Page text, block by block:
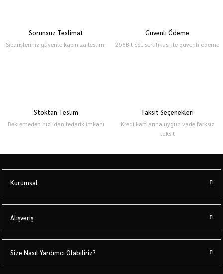
Sorunsuz Teslimat
Siparişleriniz güvenle kapınıza teslim.
Güvenli Ödeme
256Bit SSL sertifikası ile güvenli ödeme
Stoktan Teslim
Beklemeden hızlıdan tedarik imkanı
Taksit Seçenekleri
Kredi kartlarına uygun vade farksız
taksit
Kurumsal
Alışveriş
Size Nasıl Yardımcı Olabiliriz?